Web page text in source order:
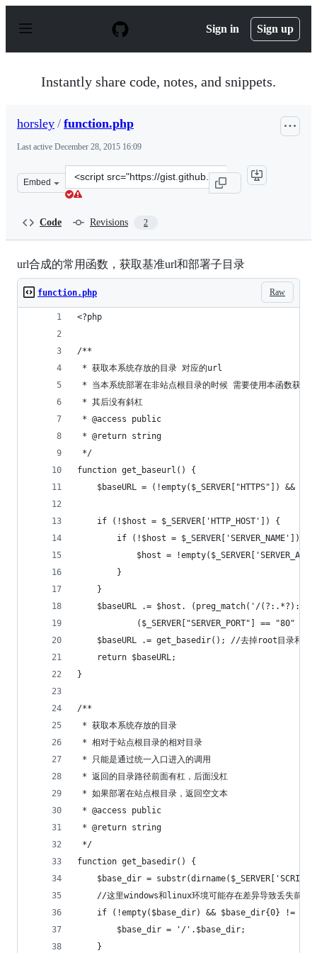
p
Sign in Sign up
Instantly share code, notes, and snippets.
horsley / function.php
Last active December 28, 2015 16:09
Embed
Clone
this
Code Revisions 2
url合成的常用函数，获取基准url和部署子目录
Raw
function.php
<?php
/**
* 获取本系统存放的目录 对应的url
* 当本系统部署在非站点根目录的时候 需要使用本函数获取
* 其后没有斜杠
* @access public
* @return string
*/
function get_baseurl() {
$baseURL = (!empty($_SERVER["HTTPS"]) &&
    if (!$host = $_SERVER['HTTP_HOST']) {
        if (!$host = $_SERVER['SERVER_NAME']) {
$host =
        }
    }
$baseURL .= $host. (preg_match('/(?:.*?):\d+/
($_SERVER["SERVER_PORT"] == "80" ?
$baseURL .= get_basedir(); //去掉root目录和末
    return $baseURL;
}
/**
* 获取本系统存放的目录
* 相对于站点根目录的相对目录
* 只能是通过统一入口进入的调用
* 返回的目录路径前面有杠，后面没杠
* 如果部署在站点根目录，返回空文本
* @access public
* @return string
*/
function get_basedir() {
$base_dir =
//这里windows和linux环境可能存在差异导致丢失前面
if (!empty($base_dir) && $base_dir{0} != '/
        $base_dir = '/'.$base_dir;
    }